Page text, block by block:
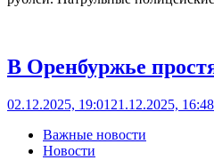
В Оренбуржье
02.12.2025, 19:01 21.12.2025, 16:48
Важные новости
Новости